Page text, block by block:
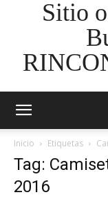
Sitio
Inicio Etiquetas
Tag:
2016